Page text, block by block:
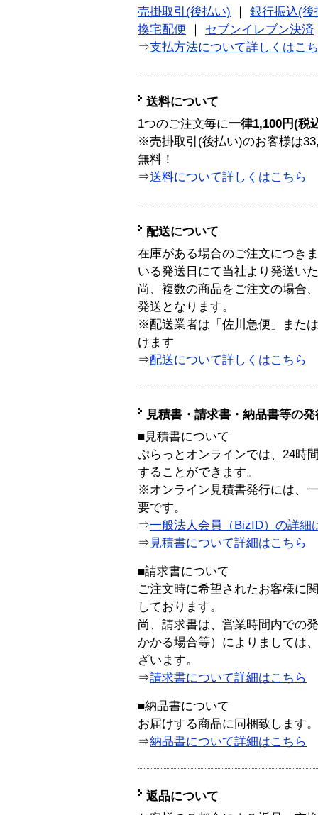
売掛取引(後払い)
銀行振込(後
換宅配便
セブンイレブン決済
⇒支払方法について詳しくはこ
送料について
1つのご注文毎に一律1,100円(税
※売掛取引(後払い)のお客様は
無料！
⇒送料について詳しくはこちら
配送について
在庫がある場合のご注文につき
いる発送日にて当社より発送い
尚、複数の商品をご注文の場合
発送となります。
※配送業者は「佐川急便」また
けます
⇒配送について詳しくはこちら
見積書・請求書・納品書等の
■見積書について
ぷらっとオンラインでは、24時
することができます。
※オンライン見積書発行には、
要です。
⇒一般法人会員（BizID）の詳細
⇒ 見積書について詳細はこちら
■請求書について
ご注文時に希望されたお客様に
しております。
尚、請求書は、営業時間内での
かかる場合等）によりましては
ざいます。
⇒請求書について詳細はこちら
■納品書について
お届けする商品に同梱致します。
⇒納品書について詳細はこちら
返品について